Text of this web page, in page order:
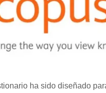
ha sido diseñado